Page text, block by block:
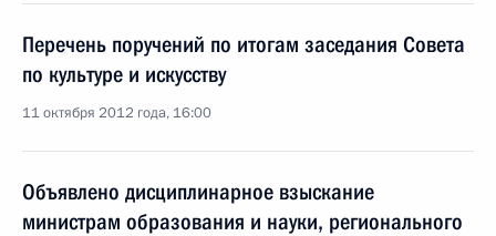
Перечень поручений по итогам заседания Совета
по культуре и искусству
11 октября 2012 года, 16:00
Объявлено дисциплинарное взыскание
министрам образования и науки, регионального